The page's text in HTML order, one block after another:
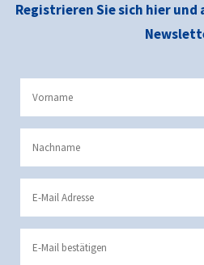
Registrieren Sie sich hier und